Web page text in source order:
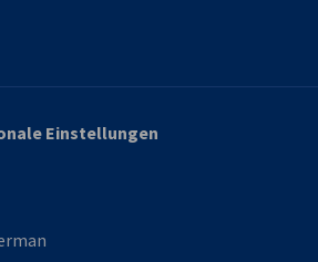
Einstellungen